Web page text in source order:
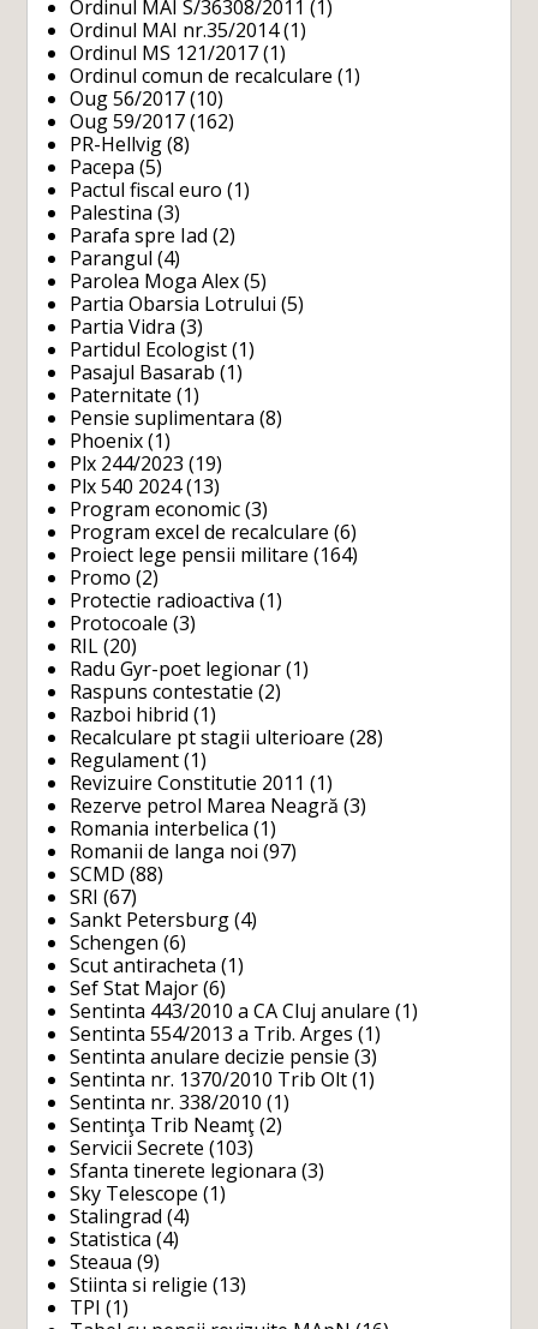
Ordinul MAI S/36308/2011 (1)
Ordinul MAI nr.35/2014(1)
Ordinul MS 121/2017 (1)
Ordinul comun de recalculare (1)
Oug 56/2017 (10)
Oug 59/2017 (162)
PR-Hellvig (8)
Pacepa (5)
Pactul fiscal euro (1)
Palestina (3)
Parafa spre Iad (2)
Parangul (4)
Parolea Moga Alex (5)
Partia Obarsia Lotrului (5)
Partia Vidra (3)
Partidul Ecologist (1)
Pasajul Basarab (1)
Paternitate (1)
Pensie suplimentara (8)
Phoenix (1)
Plx 244/2023 (19)
Plx 540 2024(13)
Program economic (3)
Program excel de recalculare (6)
Proiect lege pensii militare (164)
Promo (2)
Protectie radioactiva (1)
Protocoale (3)
RIL (20)
Radu Gyr-poet legionar (1)
Raspuns contestatie (2)
Razboi hibrid (1)
Recalculare pt stagii ulterioare (28)
Regulament (1)
Revizuire Constitutie 2011 (1)
Rezerve petrol Marea Neagră (3)
Romania interbelica (1)
Romanii de langa noi (97)
SCMD (88)
SRI (67)
Sankt Petersburg (4)
Schengen (6)
Scut antiracheta (1)
Sef Stat Major (6)
Sentinta 443/2010 a CA Cluj anulare (1)
Sentinta 554/2013 a Trib. Arges (1)
Sentinta anulare decizie pensie (3)
Sentinta nr. 1370/2010 Trib Olt (1)
Sentinta nr. 338/2010 (1)
Sentinţa Trib Neamţ (2)
Servicii Secrete (103)
Sfanta tinerete legionara (3)
Sky Telescope (1)
Stalingrad (4)
Statistica (4)
Steaua (9)
Stiinta si religie (13)
TPI (1)